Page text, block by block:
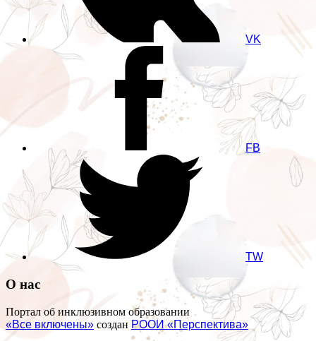
VK
FB
TW
О нас
Портал об инклюзивном образовании
«Все включены» созданРООИ «Перспектива»